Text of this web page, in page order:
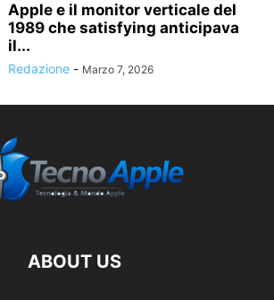
Apple e il monitor verticale del
1989 che satisfying anticipava
il...
Redazione - Marzo 7, 2026
ABOUT US